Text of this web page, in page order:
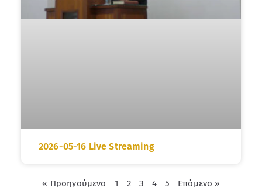
2026-05-16 Live Streaming
« Προηγούμενο 1 2 3 4 5 Επόμενο »